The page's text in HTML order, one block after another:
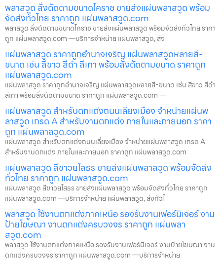
พลาสวูด สั่งตัดตามขนาดโคราช ขายส่งแผ่นพลาสวูด พร้อม
จัดส่งทั่วไทย ราคาถูก แผ่นพลาสวูด.com
พลาสวูด สั่งตัดตามขนาดโคราช ขายส่งแผ่นพลาสวูด พร้อมจัดส่งทั่วไทย ราคา
ถูก แผ่นพลาสวูด.com —บริการจำหน่าย แผ่นพลาสวูด, ส่ง
แผ่นพลาสวูด ราคาถูกอำนาจเจริญ แผ่นพลาสวูดหลายสี-
ขนาด เช่น สีขาว สีดำ สีเทา พร้อมสั่งตัดตามขนาด ราคาถูก
แผ่นพลาสวูด.com
แผ่นพลาสวูด ราคาถูกอำนาจเจริญ แผ่นพลาสวูดหลายสี-ขนาด เช่น สีขาว สีดำ
สีเทา พร้อมสั่งตัดตามขนาด ราคาถูก แผ่นพลาสวูด.com —
แผ่นพลาสวูด สำหรับตกแต่งถนนเลี่ยงเมือง จำหน่ายแผ่นพ
ลาสวูด เกรด A สำหรับงานตกแต่ง ภายในและภายนอก ราคา
ถูก แผ่นพลาสวูด.com
แผ่นพลาสวูด สำหรับตกแต่งถนนเลี่ยงเมือง จำหน่ายแผ่นพลาสวูด เกรด A
สำหรับงานตกแต่ง ภายในและภายนอก ราคาถูก แผ่นพลาสวูด.com
แผ่นพลาสวูด สีขาวยโสธร ขายส่งแผ่นพลาสวูด พร้อมจัดส่ง
ทั่วไทย ราคาถูก แผ่นพลาสวูด.com
แผ่นพลาสวูด สีขาวยโสธร ขายส่งแผ่นพลาสวูด พร้อมจัดส่งทั่วไทย ราคาถูก
แผ่นพลาสวูด.com —บริการจำหน่าย แผ่นพลาสวูด, ส่งทั่วไ
พลาสวูด ใช้งานตกแต่งภาคเหนือ รองรับงานเฟอร์นิเจอร์ งาน
ป้ายโฆษณา งานตกแต่งครบวงจร ราคาถูก แผ่นพลา
สวูด.com
พลาสวูด ใช้งานตกแต่งภาคเหนือ รองรับงานเฟอร์นิเจอร์ งานป้ายโฆษณา งาน
ตกแต่งครบวงจร ราคาถูก แผ่นพลาสวูด.com —บริการจำหน่าย